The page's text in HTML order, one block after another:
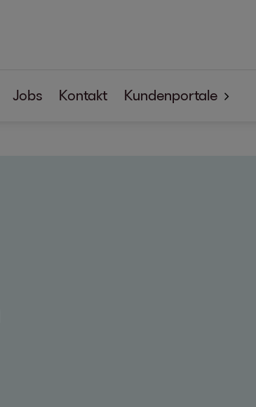
Jobs Kontakt Kundenportale